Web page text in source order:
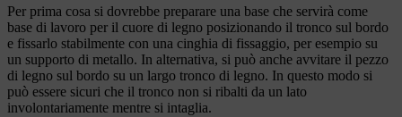
Per prima cosa si dovrebbe preparare una base che servirà come
base di lavoro per il cuore di legno posizionando il tronco sul bordo
e fissarlo stabilmente con una cinghia di fissaggio, per esempio su
un supporto di metallo. In alternativa, si può anche avvitare il pezzo
di legno sul bordo su un largo tronco di legno. In questo modo si
può essere sicuri che il tronco non si ribalti da un lato
involontariamente mentre si intaglia.